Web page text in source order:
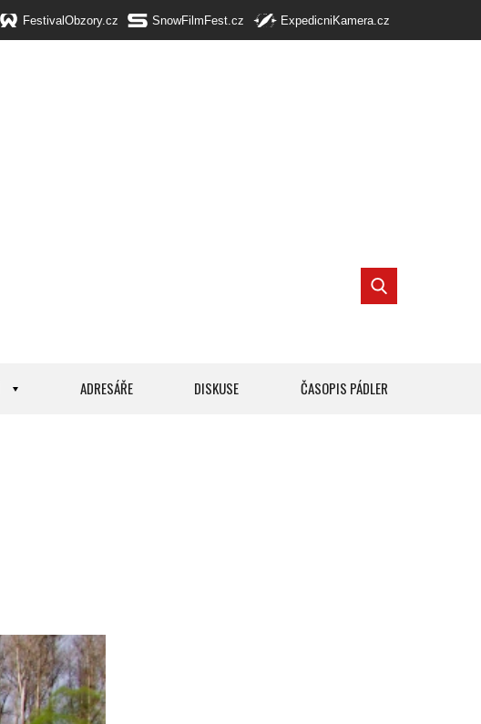
FestivalObzory.cz SnowFilmFest.cz ExpedicniKamera.cz
ADRESÁŘE DISKUSE ČASOPIS PÁDLER